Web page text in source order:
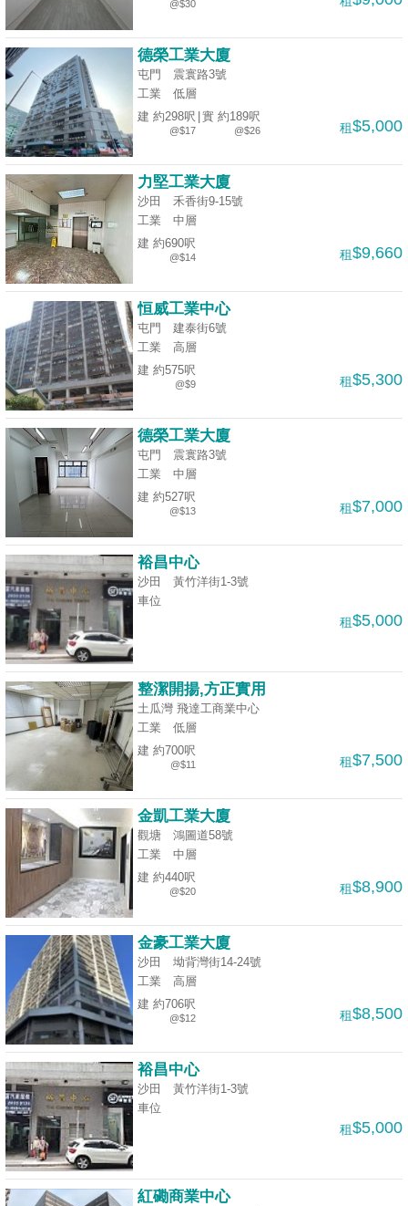
數
據
公
佈
置
業
手
冊
關
於
們
@$30
德榮工業大廈
屯門 震寰路3號
工業
低層
建 約298呎
@$17
實 約189呎
@$26 租$5,000
力堅工業大廈
沙田 禾香街9-15號
工業
中層
建 約690呎
@$14 租$9,660
恒威工業中心
屯門 建泰街6號
工業
高層
建 約575呎
@$9 租$5,300
德榮工業大廈
屯門 震寰路3號
工業
中層
建 約527呎
@$13 租$7,000
裕昌中心
沙田 黃竹洋街1-3號
車位
租$5,000
整潔開揚,方正實用
土瓜灣 飛達工商業中心
工業
低層
建 約700呎
@$11 租$7,500
金凱工業大廈
觀塘 鴻圖道58號
工業
中層
建 約440呎
@$20 租$8,900
金豪工業大廈
沙田 坳背灣街14-24號
工業
高層
建 約706呎
@$12 租$8,500
裕昌中心
沙田 黃竹洋街1-3號
車位
租$5,000
紅磡商業中心